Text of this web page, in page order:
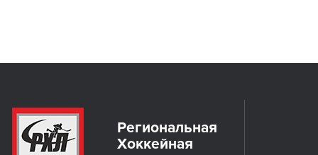
Региональная
Хоккейная